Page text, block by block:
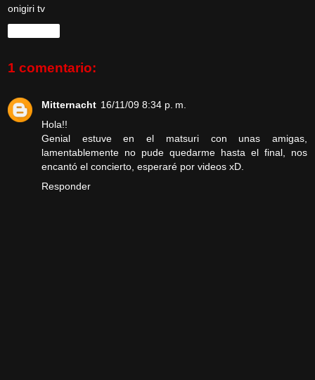
onigiri tv
1 comentario:
Mitternacht 16/11/09 8:34 p. m.
Hola!!
Genial estuve en el matsuri con unas amigas,
lamentablemente no pude quedarme hasta el final, nos
encantó el concierto, esperaré por videos xD.
Responder